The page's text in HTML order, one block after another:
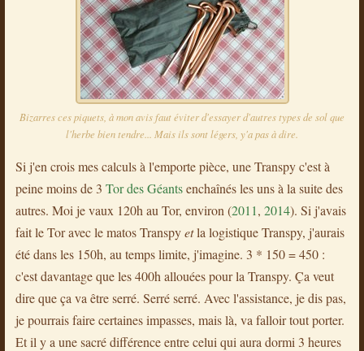
Bizarres ces piquets, à mon avis faut éviter d'essayer d'autres types de sol que
l'herbe bien tendre... Mais ils sont légers, y'a pas à dire.
Si j'en crois mes calculs à l'emporte pièce, une Transpy c'est à
peine moins de 3 Tor des Géantsenchaînés les uns à la suite des
autres. Moi je vaux 120h au Tor, environ (2011, 2014). Si j'avais
fait le Tor avec le matos Transpyetla logistique Transpy, j'aurais
été dans les 150h, au temps limite, j'imagine. 3 * 150 = 450 :
c'est davantage que les 400h allouées pour la Transpy. Ça veut
dire que ça va être serré. Serré serré. Avec l'assistance, je dis pas,
je pourrais faire certaines impasses, mais là, va falloir tout porter.
Et il y a une sacré différence entre celui qui aura dormi 3 heures